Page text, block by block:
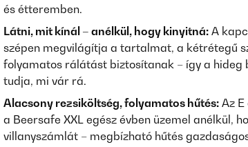
és étteremben.
Látni, mit kínál – anélkül, hogy kinyitná: A
szépen megvilágítja a tartalmat, a kétrétegű
folyamatos rálátást biztosítanak – így a hideg
tudja, mi vár rá.
Alacsony rezsiköltség, folyamatos hűtés: Az
a Beersafe XXL egész évben üzemel anélkül,
villanyszámlát – megbízható hűtés